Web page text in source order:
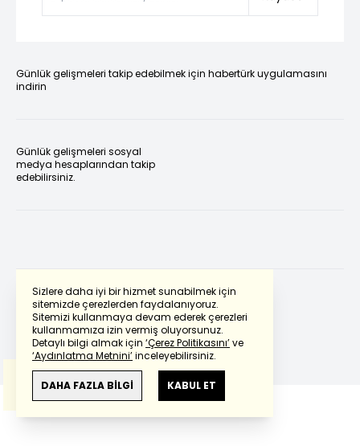
Sizlere daha iyi bir hizmet sunabilmek için
sitemizde çerezlerden faydalanıyoruz.
Sitemizi kullanmaya devam ederek çerezleri
kullanmamıza izin vermiş oluyorsunuz.
Detaylı bilgi almak için ‘Çerez Politikasını’ve
‘Aydınlatma Metnini’inceleyebilirsiniz.
DAHA FAZLA BİLGİ KABUL ET
Günlük gelişmeleri takip edebilmek için habertürk uygulamasını
indirin
Günlük gelişmeleri sosyal
medya hesaplarından takip
edebilirsiniz.
Powered by Translate
Bu çevirideGoogle Transletekullanılmıştır.
Anlam ve çeviri hatalarından
haberturk.com
sorumlu değildir.